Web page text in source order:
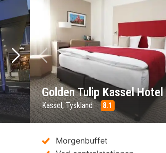
Næste billedeForrige billede
Golden Tulip Kassel Hotel
Kassel, Tyskland 8.1
Morgenbuffet